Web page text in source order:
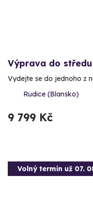
Výprava do středu
Vydejte se do jednoho z
Rudice (Blansko)
9 799 Kč
Volný termín už 07.